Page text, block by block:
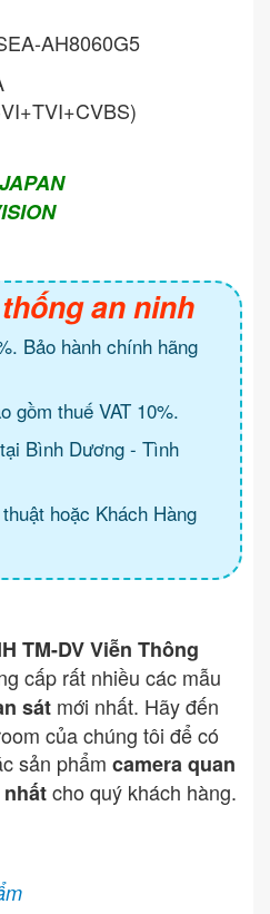
AH8060G5
an ninh
Bảo hành chính hãng
gồm thuế VAT 10%.
Bình Dương - Tình
hoặc Khách Hàng
TM-DV Viễn Thông
cấp rất nhiều các mẫu
sát mới nhất. Hãy đến
của chúng tôi để có
sản phẩm camera quan
cho quý khách hàng.